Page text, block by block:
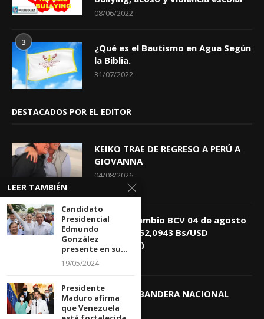
08/06/2022
3
¿Qué es el Bautismo en Agua Según
la Biblia.
31/07/2022
DESTACADOS POR EL EDITOR
KEIKO TRAE DE REGRESO A PERÚ A
GIOVANNA
04/08/2026
Tasa de Cambio BCV 04 de agosto
de 2026: 752,0943 Bs/USD
(+0,4418%)
04/08/2026
DIA DE LA BANDERA NACIONAL
03/08/2026
LEER TAMBIÉN
Candidato
Presidencial
Edmundo
González
presente en su...
19/05/2024
Presidente
Maduro afirma
que Venezuela